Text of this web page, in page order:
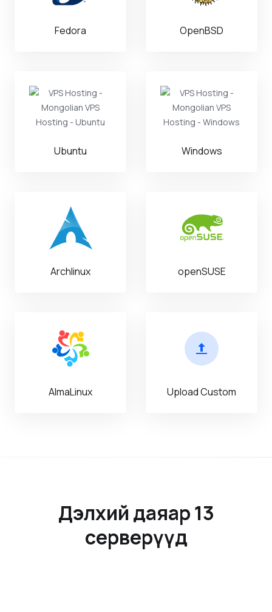
Fedora OpenBSD
Ubuntu Windows
Archlinux openSUSE
AlmaLinux Upload Custom
Дэлхий даяар 13
серверүүд